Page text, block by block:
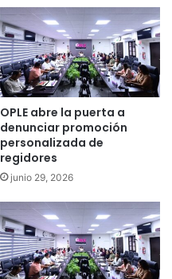
OPLE abre la puerta a
denunciar promoción
personalizada de
regidores
junio 29, 2026